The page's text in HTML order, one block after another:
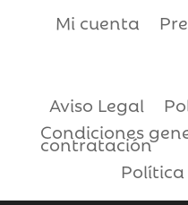
Mi cuenta
Aviso Legal
Condiciones
contratación
Política